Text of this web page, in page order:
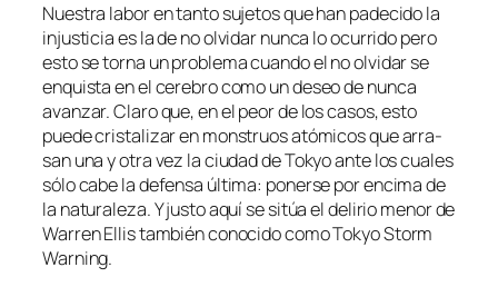
Nuestra la­bor en tan­to su­je­tos que han pa­de­ci­do la
in­jus­ti­cia es la de no ol­vi­dar nun­ca lo ocu­rri­do pe­ro
es­to se tor­na un pro­ble­ma cuan­do el no ol­vi­dar se
en­quis­ta en el ce­re­bro co­mo un de­seo de nun­ca
avan­zar. Claro que, en el peor de los ca­sos, es­to
pue­de cris­ta­li­zar en mons­truos ató­mi­cos que arra­
san una y otra vez la ciu­dad de Tokyo an­te los cua­les
só­lo ca­be la de­fen­sa úl­ti­ma: po­ner­se por en­ci­ma de
la na­tu­ra­le­za. Y jus­to aquí se si­túa el de­li­rio me­nor de
Warren Ellis tam­bién co­no­ci­do co­mo Tokyo Storm
Warning.